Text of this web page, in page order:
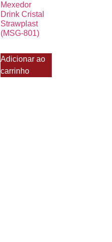
Mexedor
Drink Cristal
Strawplast
(MSG-801)
Adicionar ao
carrinho